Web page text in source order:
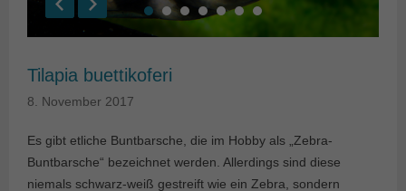
Tilapia buettikoferi
8. November 2017
Es gibt etliche Buntbarsche, die im Hobby als „Zebra-
Buntbarsche“ bezeichnet werden. Allerdings sind diese
niemals schwarz-weiß gestreift wie ein Zebra, sondern